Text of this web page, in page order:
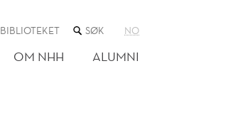
BIBLIOTEKET SØK
NETTSTEDET
NO
OM NHH ALUMNI